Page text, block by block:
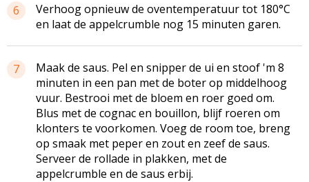
6 Verhoog opnieuw de oventemperatuurtot 180°C
en laat de appelcrumble nog 15 minuten garen.
7
Maak de saus. Pel en snipper de ui en stoof 'm 8
minuten in een pan met de boter op middelhoog
vuur. Bestrooi met de bloem en roer goed om.
Blus met de cognac en bouillon, blijf roeren om
klonters te voorkomen. Voeg de room toe, breng
op smaak met peper en zout en zeef de saus.
Serveer de rollade in plakken, met de
appelcrumble en de saus erbij.